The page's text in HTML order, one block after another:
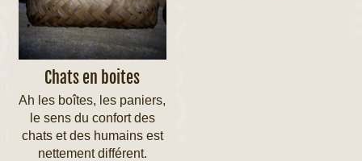
Chats en boites
Ah les boîtes, les paniers,
le sens du confort des
chats et des humains est
nettement différent.